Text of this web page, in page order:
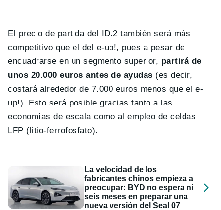
El precio de partida del ID.2 también será más
competitivo que el del e-up!, pues a pesar de
encuadrarse en un segmento superior, partirá de
unos 20.000 euros antes de ayudas (es decir,
costará alrededor de 7.000 euros menos que el e-
up!). Esto será posible gracias tanto a las
economías de escala como al empleo de celdas
LFP (litio-ferrofosfato).
La velocidad de los
fabricantes chinos empieza a
preocupar: BYD no espera ni
seis meses en preparar una
nueva versión del Seal 07